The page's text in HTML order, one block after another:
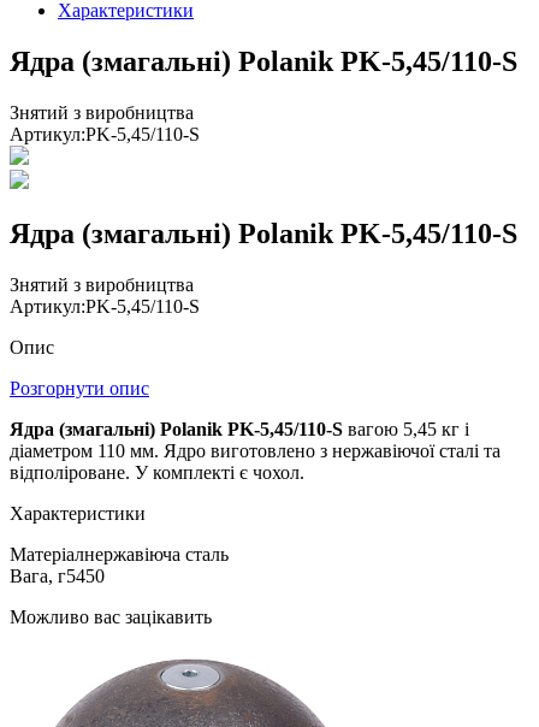
Характеристики
Ядра (змагальні) Polanik PK-5,45/110-S
Знятий з виробництва
Артикул:PK-5,45/110-S
Ядра (змагальні) Polanik PK-5,45/110-S
Знятий з виробництва
Артикул:PK-5,45/110-S
Опис
Розгорнути опис
Ядра (змагальні) Polanik PK-5,45/110-S вагою 5,45 кг і
діаметром 110 мм. Ядро виготовлено з нержавіючої сталі та
відполіроване. У комплекті є чохол.
Характеристики
Матеріалнержавіюча сталь
Вага, г5450
Можливо вас зацікавить